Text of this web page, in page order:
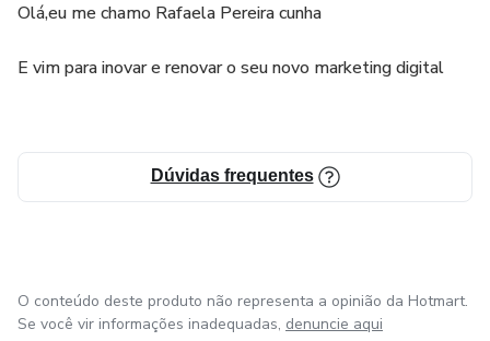
Olá,eu me chamo Rafaela Pereira cunha
E vim para inovar e renovar o seu novo marketing digital
Dúvidas frequentes
O conteúdo deste produto não representa a opinião da Hotmart.
Se você vir informações inadequadas, denuncie aqui